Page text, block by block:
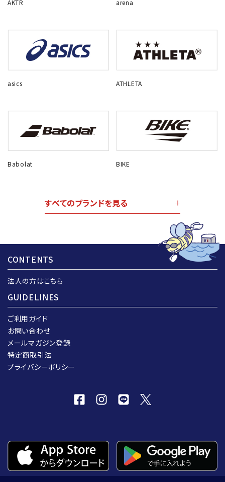
AKTR arena
asics ATHLETA
Babolat BIKE
すべてのブランドを見る
CONTENTS
法人の方はこちら
GUIDELINES
ご利用ガイド
お問い合わせ
メールマガジン登録
特定商取引法
プライバシーポリシー